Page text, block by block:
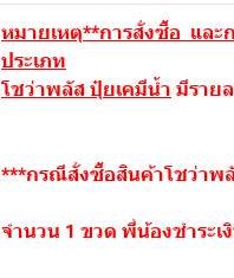
หมายเหตุ**การสั่งซื้อ และ
ประเภท
โชว่าพลัส ปุ๋ยเคมีน้ำ มีราย
***กรณีสั่งซื้อสินค้าโชว่าพ
จำนวน 1 ขวด พี่น้องชำระเ